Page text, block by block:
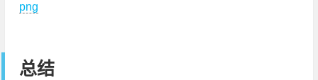
png
总结